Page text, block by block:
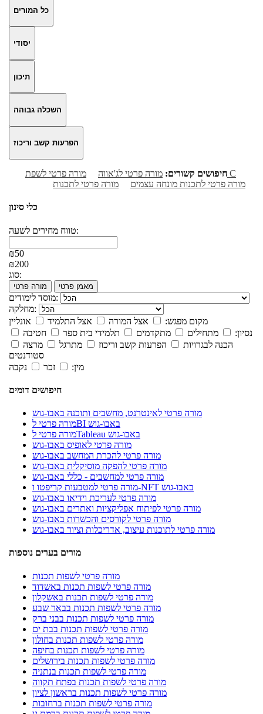
כל המורים
יסודי
תיכון
השכלה גבוהה
הפרעות קשב וריכוז
חיפושים קשורים: מורה פרטי לג'אווה
מורה פרטי לשפת C
מורה פרטי לתכנות מונחה עצמים
מורה פרטי לתכנות
כלי סינון
טווח מחירים לשעה:
₪50
₪200
סוג:
מורה פרטי מאמן פרטי
מוסד לימודים:
מחלקה:
מקום מפגש:
אצל המורה אצל התלמיד
אונליין
נסיון:
מתחילים מתקדמים תלמידי בית ספר
חטיבה
הכנה לבגרויות
הפרעות קשב וריכוז מתרגל
מרצה
סטודנטים
מין:
זכר נקבה
חיפושים דומים
מורה פרטי לאינטרנט, מחשבים ותוכנה באבו-גוש
מורה פרטי לBI באבו-גוש
מורה פרטי לTableau באבו-גוש
מורה פרטי לאופיס באבו-גוש
מורה פרטי להכרת המחשב באבו-גוש
מורה פרטי להפקה מוסיקלית באבו-גוש
מורה פרטי למחשבים - כללי באבו-גוש
מורה פרטי למטבעות קריפטו ו-NFT באבו-גוש
מורה פרטי לעריכת וידיאו באבו-גוש
מורה פרטי לפיתוח אפליקציות ואתרים באבו-גוש
מורה פרטי לקורסים והכשרות באבו-גוש
מורה פרטי לתוכנות עיצוב, אדריכלות וציור באבו-גוש
מורים בערים נוספות
מורה פרטי לשפות תכנות
מורה פרטי לשפות תכנות באשדוד
מורה פרטי לשפות תכנות באשקלון
מורה פרטי לשפות תכנות בבאר שבע
מורה פרטי לשפות תכנות בבני ברק
מורה פרטי לשפות תכנות בבת ים
מורה פרטי לשפות תכנות בחולון
מורה פרטי לשפות תכנות בחיפה
מורה פרטי לשפות תכנות בירושלים
מורה פרטי לשפות תכנות בנתניה
מורה פרטי לשפות תכנות בפתח תקווה
מורה פרטי לשפות תכנות בראשון לציון
מורה פרטי לשפות תכנות ברחובות